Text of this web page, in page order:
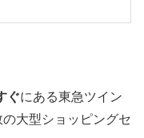
ぐにある東急ツイン
大型ショッピングセ